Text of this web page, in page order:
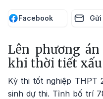
Facebook
Lên phương
khi thời tiết xấu
Kỳ thi tốt nghiệp THPT
sinh dự thi. Tỉnh bố trí